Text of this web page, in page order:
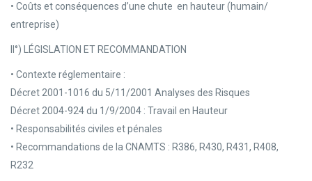
• Coûts et conséquences d’une chute en hauteur (humain/
entreprise)
II°) LÉGISLATION ET RECOMMANDATION
• Contexte réglementaire :
Décret 2001-1016 du 5/11/2001 Analyses des Risques
Décret 2004-924 du 1/9/2004 : Travail en Hauteur
• Responsabilités civiles et pénales
• Recommandations de la CNAMTS : R386, R430, R431, R408,
R232